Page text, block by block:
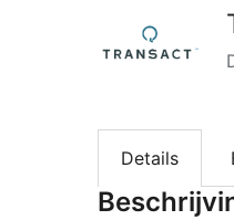
Details